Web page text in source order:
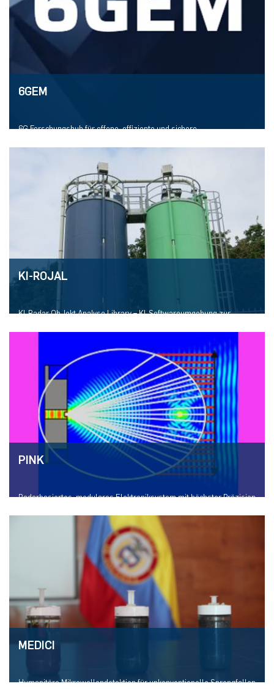
6GEM
6G Forschungshub für offene, effiziente und sichere
Mehr erfahren
KI-ROJAL
KI-Radar ObJekt Analyse Library – KI-Softwareumgebung zur
Mehr erfahren
PINK
Radarbasiertes, modulares Elektroniksystem mit höchster Präzision
Mehr erfahren
MEDICI
Humanitäre Mikrowellendetektion für unkonventionelle Sprengfallen